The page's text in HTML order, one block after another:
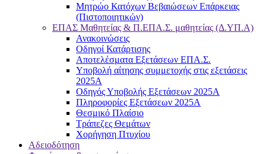
Μητρώο Κατόχων Βεβαιώσεων Επάρκειας
(Πιστοποιητικών)
ΕΠΑΣ Μαθητείας & Π.ΕΠΑ.Σ. μαθητείας (Δ.ΥΠ.Α)
Ανακοινώσεις
Oδηγοί Κατάρτισης
Αποτελέσματα Εξετάσεων ΕΠΑ.Σ.
Υποβολή αίτησης συμμετοχής στις εξετάσεις
2025Α
Οδηγός Υποβολής Εξετάσεων 2025A
Πληροφορίες Εξετάσεων 2025Α
Θεσμικό Πλαίσιο
Τράπεζες Θεμάτων
Χορήγηση Πτυχίου
Αδειοδότηση